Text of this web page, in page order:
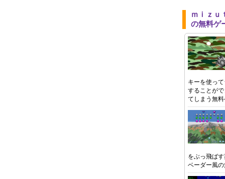
ｍｉｚｕ
の無料ゲ
キーを使っ
することが
てしまう無
をぶっ飛ば
ベーダー風